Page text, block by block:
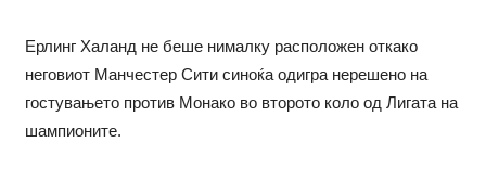
Ерлинг Халанд не беше нималку расположен откако
неговиот Манчестер Сити синоќа одигра нерешено на
гостувањето против Монaко во второто коло од Лигата на
шампионите.